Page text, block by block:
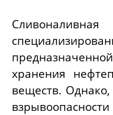
хранения
веществ.